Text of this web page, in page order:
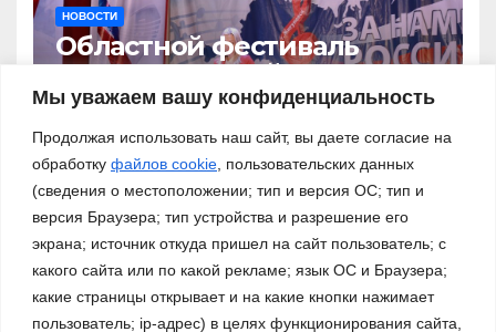
Мы уважаем вашу конфиденциальность
Продолжая использовать наш сайт, вы даете согласие на
обработку файлов cookie , пользовательских данных
(сведения о местоположении; тип и версия ОС; тип и
версия Браузера; тип устройства и разрешение его
экрана; источник откуда пришел на сайт пользователь; с
какого сайта или по какой рекламе; язык ОС и Браузера;
какие страницы открывает и на какие кнопки нажимает
пользователь; ip-адрес) в целях функционирования сайта,
НОВОСТИ
Областной фестиваль
патриотической песни «За
нами – Россия!»